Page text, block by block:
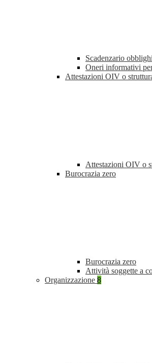
Scadenzario
Oneri informativi
Attestazioni OIV o
Attestazioni OIV o
Burocrazia zero
Burocrazia zero
Attività soggette a
Organizzazione 8